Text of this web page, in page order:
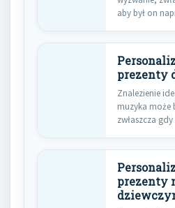
aby był on
prezenty
Znalezienie
muzyka może
zwłaszcza
prezenty